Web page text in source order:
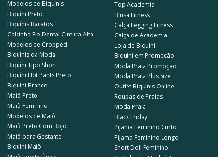
Modelos de Biquínis
Biquíni Preto
Biquínis Baratos
Calcinha Fio Dental Cintura Alta
Modelos de Cropped
Biquínis da Moda
Biquíni Tipo Short
Biquíni Hot Pants Preto
Biquíni Branco
Maiô Preto
Maiô Feminino
Modelos de Maiô
Maiô Preto Com Bojo
Maiô para Gestante
Biquíni Maiô
Top Academia
Blusa Fitness
Calça Legging Fitness
Calça de Academia
Loja de Biquíni
Biquíni em Promoção
Moda Praia Promoção
Moda Praia Plus Size
Outlet Biquínis Online
Roupas de Praias
Moda Praia
Black Friday
Pijama Feminino Curto
Pijama Feminino Longo
Short Doll Feminino